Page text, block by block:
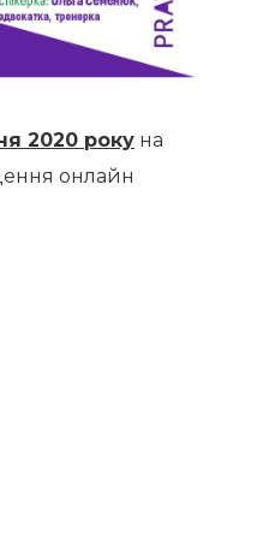
2020 року на
онлайн